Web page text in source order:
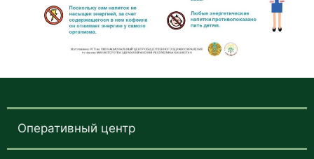
Оперативный центр